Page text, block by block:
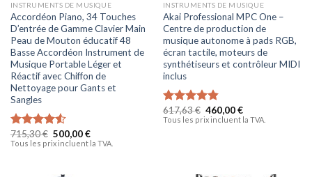
INSTRUMENTS DE MUSIQUE
Accordéon Piano, 34 Touches
D’entrée de Gamme Clavier Main
Peau de Mouton éducatif 48
Basse Accordéon Instrument de
Musique Portable Léger et
Réactif avec Chiffon de
Nettoyage pour Gants et
Sangles
Note4.50
sur 5
715,30€ 500,00€
Tous les prix incluent la TVA.
INSTRUMENTS DE MUSIQUE
Akai Professional MPC One –
Centre de production de
musique autonome à pads RGB,
écran tactile, moteurs de
synthétiseurs et contrôleur MIDI
inclus
Note4.80
sur 5
617,63€ 460,00€
Tous les prix incluent la TVA.